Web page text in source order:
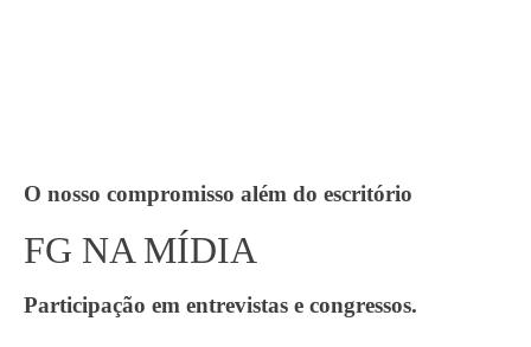
O nosso compromisso além do escritório
FG NA MÍDIA
Participação em entrevistas e congressos.